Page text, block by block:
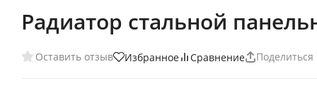
Радиатор стальной
Оставить отзыв Избранное Сравнение Поделиться